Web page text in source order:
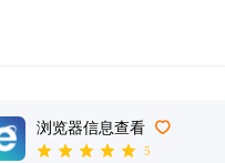
浏览器信息查看
5